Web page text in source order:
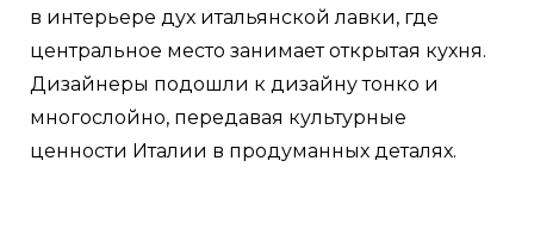
в интерьере дух итальянской лавки, где
центральное место занимает открытая кухня.
Дизайнеры подошли к дизайну тонко и
многослойно, передавая культурные
ценности Италии в продуманных деталях.